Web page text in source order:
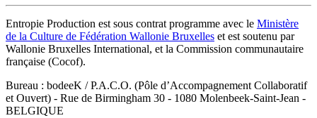
Entropie Production est sous contrat programme avec le Ministère
de la Culture de Fédération Wallonie Bruxelles et est soutenu par
Wallonie Bruxelles International, et la Commission communautaire
française (Cocof).
Bureau : bodeeK / P.A.C.O. (Pôle d’Accompagnement Collaboratif
et Ouvert) - Rue de Birmingham 30 - 1080 Molenbeek-Saint-Jean -
BELGIQUE